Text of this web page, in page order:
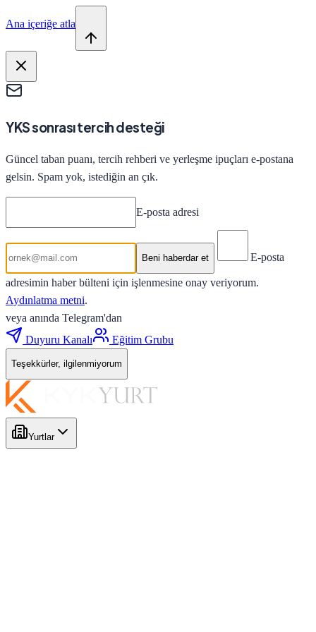
Ana içeriğe atla
YKS sonrası tercih desteği
Güncel taban puanı, tercih rehberi ve yerleşme ipuçları e-postana
gelsin. Spam yok, istediğin an çık.
E-posta adresi
Beni haberdar et E-posta
adresimin haber bülteni için işlenmesine onay veriyorum.
Aydınlatma metni.
veya anında Telegram'dan
Duyuru Kanalı
Eğitim Grubu
Teşekkürler, ilgilenmiyorum
Yurtlar